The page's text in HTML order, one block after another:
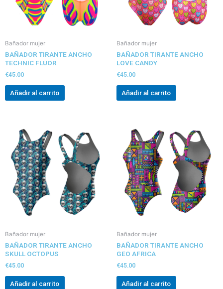
Bañador mujer
BAÑADOR TIRANTE ANCHO
TECHNIC FLUOR
€45.00
Añadir al carrito
Bañador mujer
BAÑADOR TIRANTE ANCHO
LOVE CANDY
€45.00
Añadir al carrito
Bañador mujer
BAÑADOR TIRANTE ANCHO
SKULL OCTOPUS
€45.00
Añadir al carrito
Bañador mujer
BAÑADOR TIRANTE ANCHO
GEO AFRICA
€45.00
Añadir al carrito